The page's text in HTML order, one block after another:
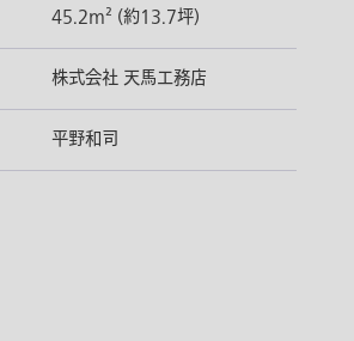
45.2m² (約13.7坪)
株式会社 天馬工務店
平野和司